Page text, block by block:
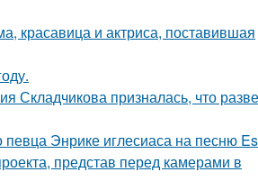
красавица и актриса, поставившая
Складчикова призналась, что
певца Энрике иглесиаса на песню
представ перед камерами в